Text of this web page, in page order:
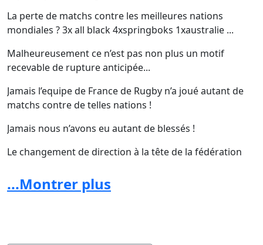
La perte de matchs contre les meilleures nations
mondiales ? 3x all black 4xspringboks 1xaustralie ...
Malheureusement ce n’est pas non plus un motif
recevable de rupture anticipée...
Jamais l’equipe de France de Rugby n’a joué autant de
matchs contre de telles nations !
Jamais nous n’avons eu autant de blessés !
Le changement de direction à la tête de la fédération
La plupart des joueurs sélectionnés ne sont même pas
...Montrer plus